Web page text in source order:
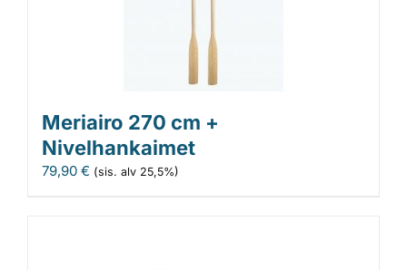
Meriairo 270 cm +
Nivelhankaimet
79,90 € (sis. alv 25,5%)